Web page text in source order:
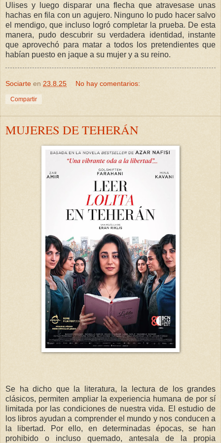
Ulises y luego disparar una flecha que atravesase unas
hachas en fila con un agujero. Ninguno lo pudo hacer salvo
el mendigo, que incluso logró completar la prueba. De esta
manera, pudo descubrir su verdadera identidad, instante
que aprovechó para matar a todos los pretendientes que
habían puesto en jaque a su mujer y a su reino.
Sociarte en 23.8.25 No hay comentarios:
Compartir
MUJERES DE TEHERÁN
Se ha dicho que la literatura, la lectura de los grandes
clásicos, permiten ampliar la experiencia humana de por sí
limitada por las condiciones de nuestra vida. El estudio de
los libros ayudan a comprender el mundo y nos conducen a
la libertad. Por ello, en determinadas épocas, se han
prohibido o incluso quemado, antesala de la propia